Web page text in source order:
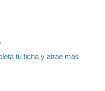
tu ficha y atrae más